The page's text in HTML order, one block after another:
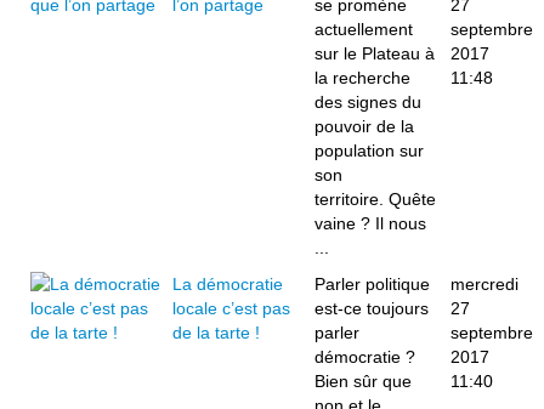
l’on partage
se promène
actuellement
sur le Plateau à
la recherche
des signes du
pouvoir de la
population sur
son
territoire. Quête
vaine ? Il nous
27
septembre
2017
11:48
La démocratie
locale c’est pas
de la tarte !
Parler politique
est-ce toujours
parler
démocratie ?
Bien sûr que
mercredi
27
septembre
2017
11:40